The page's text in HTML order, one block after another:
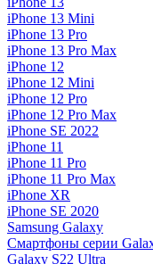
iPhone 13 Mini
iPhone 13 Pro
iPhone 13 Pro Max
iPhone 12
iPhone 12 Mini
iPhone 12 Pro
iPhone 12 Pro Max
iPhone SE 2022
iPhone 11
iPhone 11 Pro
iPhone 11 Pro Max
iPhone XR
iPhone SE 2020
Samsung Galaxy
Смартфоны серии
Galaxy S22 Ultra